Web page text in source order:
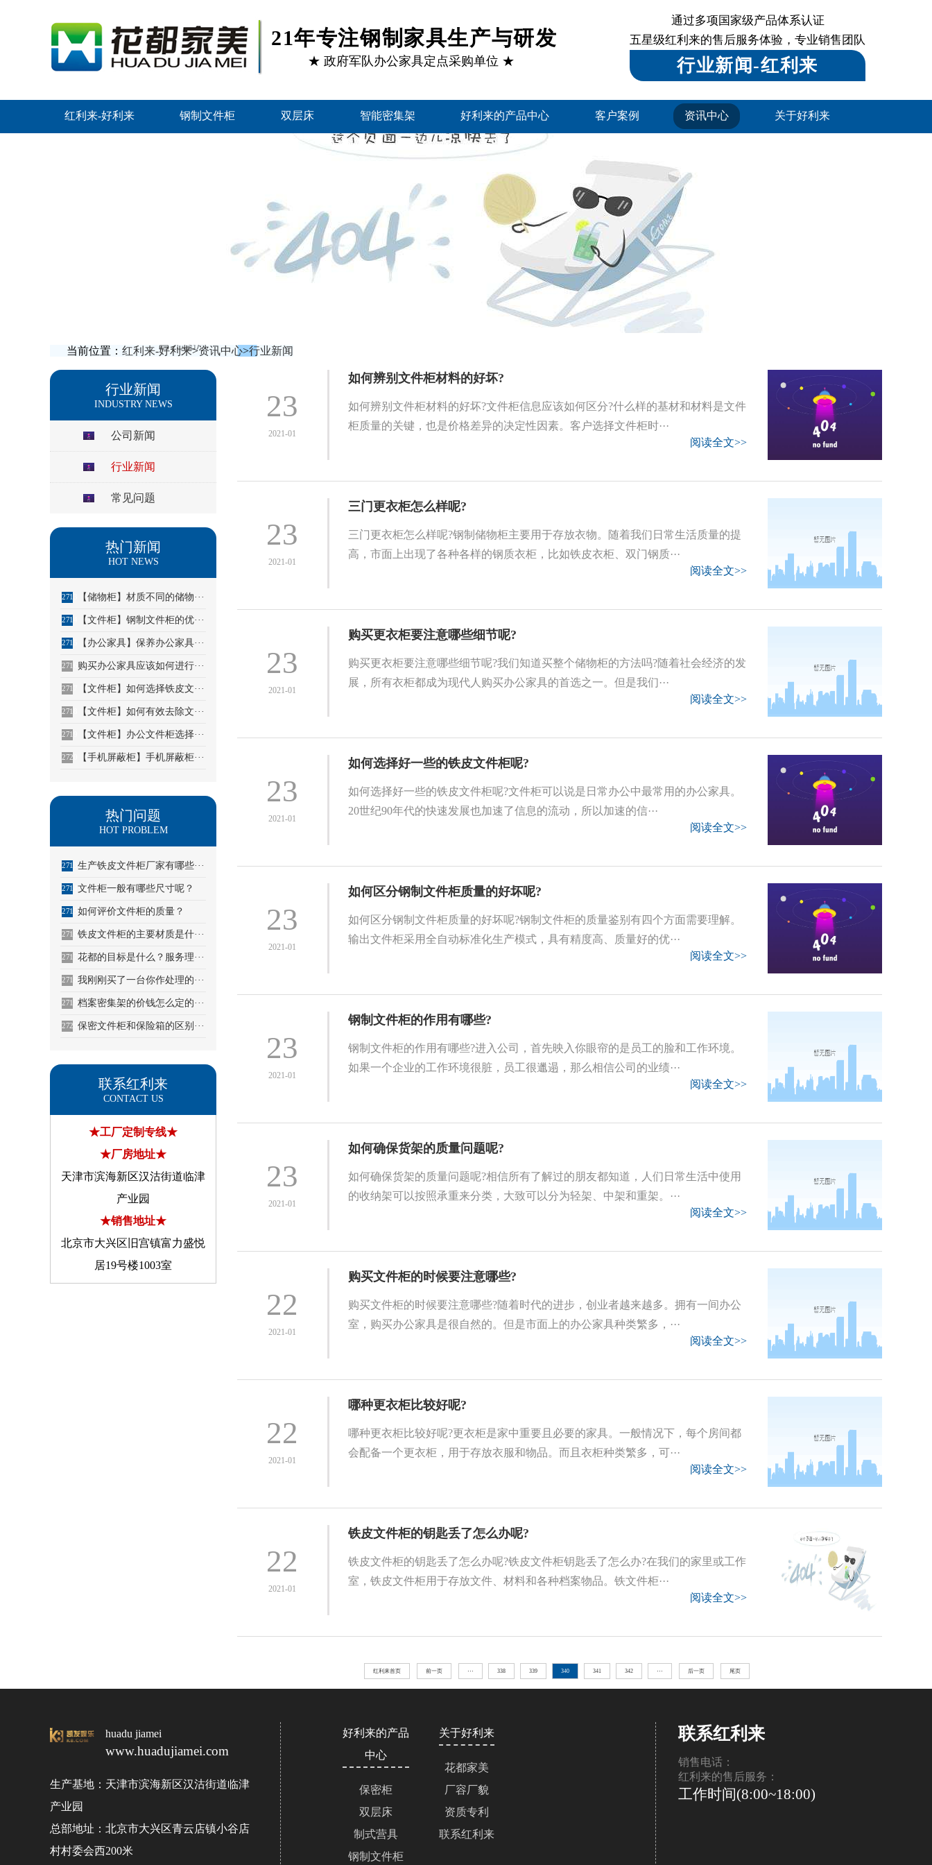
21年专注钢制家具生产与研发
★ 政府军队办公家具定点采购单位 ★
通过多项国家级产品体系认证
五星级红利来的售后服务体验，专业销售团队
行业新闻-红利来
红利来-好利来 钢制文件柜 双层床 智能密集架 好利来的产品中心 客户案例 资讯中心 关于好利来
当前位置： 红利来-好利来>资讯中心>行业新闻
行业新闻
INDUSTRY NEWS
公司新闻
行业新闻
常见问题
热门新闻
HOT NEWS
2713 【储物柜】材质不同的储物···
2714 【文件柜】钢制文件柜的优···
2715 【办公家具】保养办公家具···
2716 购买办公家具应该如何进行···
2717 【文件柜】如何选择铁皮文···
2718 【文件柜】如何有效去除文···
2719 【文件柜】办公文件柜选择···
2720 【手机屏蔽柜】手机屏蔽柜···
热门问题
HOT PROBLEM
2713 生产铁皮文件柜厂家有哪些···
2714 文件柜一般有哪些尺寸呢？
2715 如何评价文件柜的质量？
2716 铁皮文件柜的主要材质是什···
2717 花都的目标是什么？服务理···
2718 我刚刚买了一台你作处理的···
2719 档案密集架的价钱怎么定的···
2720 保密文件柜和保险箱的区别···
联系红利来
CONTACT US
★工厂定制专线★
★厂房地址★
天津市滨海新区汉沽街道临津
产业园
★销售地址★
北京市大兴区旧宫镇富力盛悦
居19号楼1003室
23
2021-01
如何辨别文件柜材料的好坏?
如何辨别文件柜材料的好坏?文件柜信息应该如何区分?什么样的基材和材料是文件
柜质量的关键，也是价格差异的决定性因素。客户选择文件柜时···
阅读全文>>
23
2021-01
三门更衣柜怎么样呢?
三门更衣柜怎么样呢?钢制储物柜主要用于存放衣物。随着我们日常生活质量的提
高，市面上出现了各种各样的钢质衣柜，比如铁皮衣柜、双门钢质···
阅读全文>>
23
2021-01
购买更衣柜要注意哪些细节呢?
购买更衣柜要注意哪些细节呢?我们知道买整个储物柜的方法吗?随着社会经济的发
展，所有衣柜都成为现代人购买办公家具的首选之一。但是我们···
阅读全文>>
23
2021-01
如何选择好一些的铁皮文件柜呢?
如何选择好一些的铁皮文件柜呢?文件柜可以说是日常办公中最常用的办公家具。
20世纪90年代的快速发展也加速了信息的流动，所以加速的信···
阅读全文>>
23
2021-01
如何区分钢制文件柜质量的好坏呢?
如何区分钢制文件柜质量的好坏呢?钢制文件柜的质量鉴别有四个方面需要理解。
输出文件柜采用全自动标准化生产模式，具有精度高、质量好的优···
阅读全文>>
23
2021-01
钢制文件柜的作用有哪些?
钢制文件柜的作用有哪些?进入公司，首先映入你眼帘的是员工的脸和工作环境。
如果一个企业的工作环境很脏，员工很邋遢，那么相信公司的业绩···
阅读全文>>
23
2021-01
如何确保货架的质量问题呢?
如何确保货架的质量问题呢?相信所有了解过的朋友都知道，人们日常生活中使用
的收纳架可以按照承重来分类，大致可以分为轻架、中架和重架。···
阅读全文>>
22
2021-01
购买文件柜的时候要注意哪些?
购买文件柜的时候要注意哪些?随着时代的进步，创业者越来越多。拥有一间办公
室，购买办公家具是很自然的。但是市面上的办公家具种类繁多，···
阅读全文>>
22
2021-01
哪种更衣柜比较好呢?
哪种更衣柜比较好呢?更衣柜是家中重要且必要的家具。一般情况下，每个房间都
会配备一个更衣柜，用于存放衣服和物品。而且衣柜种类繁多，可···
阅读全文>>
22
2021-01
铁皮文件柜的钥匙丢了怎么办呢?
铁皮文件柜的钥匙丢了怎么办呢?铁皮文件柜钥匙丢了怎么办?在我们的家里或工作
室，铁皮文件柜用于存放文件、材料和各种档案物品。铁文件柜···
阅读全文>>
红利来首页 前一页 ··· 338 339 340 341 342 ··· 后一页 尾页
huadu jiamei
www.huadujiamei.com
生产基地：天津市滨海新区汉沽街道临津
产业园
总部地址：北京市大兴区青云店镇小谷店
村村委会西200米
好利来的产品
中心
保密柜
双层床
制式营具
钢制文件柜
关于好利来
花都家美
厂容厂貌
资质专利
联系红利来
联系红利来
销售电话：
红利来的售后服务：
工作时间(8:00~18:00)